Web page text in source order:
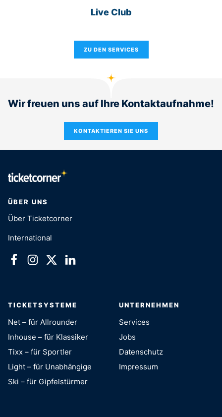
Live Club
ZU DEN SERVICES
Wir freuen uns auf Ihre Kontaktaufnahme!
KONTAKTIEREN SIE UNS
ÜBER UNS
Über Ticketcorner
International
TICKETSYSTEME
Net – für Allrounder
Inhouse – für Klassiker
Tixx – für Sportler
Light – für Unabhängige
Ski – für Gipfelstürmer
UNTERNEHMEN
Services
Jobs
Datenschutz
Impressum